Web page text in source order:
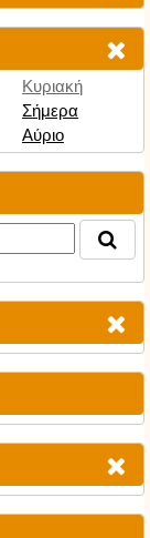
Κυριακή
Σήμερα
Αύριο